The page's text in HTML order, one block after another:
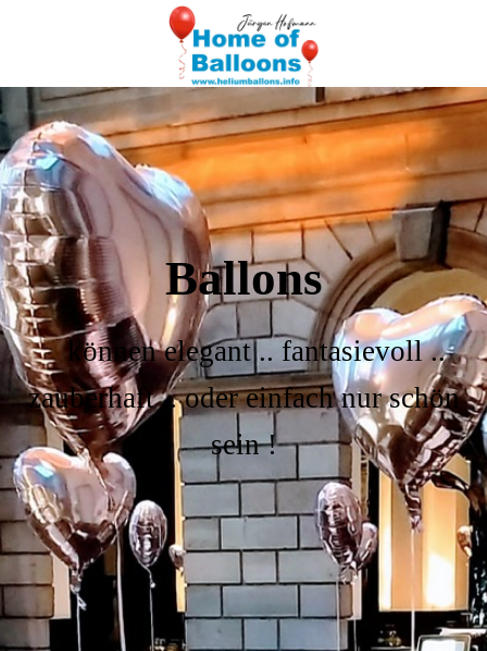
Ballons
können elegant .. fantasievoll ..
zauberhaft .. oder einfach nur schön
sein !